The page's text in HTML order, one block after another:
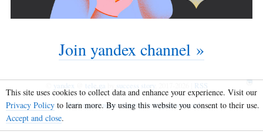
Join yandex channel »
yandex tele.ga success story
RSS
Веб-трансляция твоего телеграм канала!
This site uses cookies to collect data and enhance your experience. Visit our
Privacy Policy to learn more. By using this website you consent to their use.
Accept and close.